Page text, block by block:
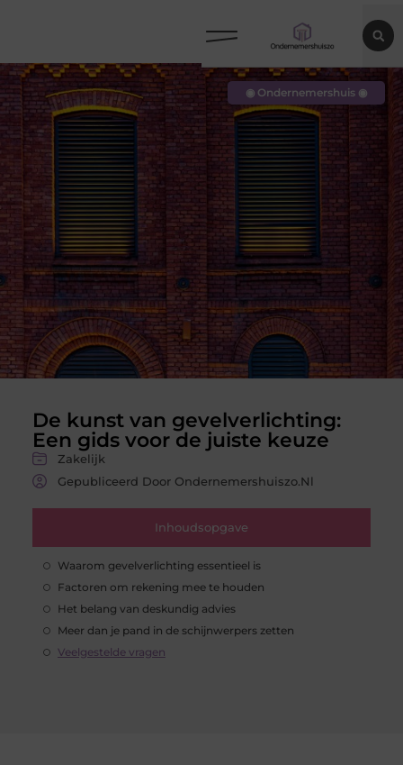
De kunst van gevelverlichting:
Een gids voor de juiste keuze
Zakelijk
Gepubliceerd Door Ondernemershuiszo.nl
Inhoudsopgave
Waarom gevelverlichting essentieel is
Factoren om rekening mee te houden
Het belang van deskundig advies
Meer dan je pand in de schijnwerpers zetten
Veelgestelde vragen
◉ Ondernemershuis ◉